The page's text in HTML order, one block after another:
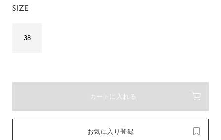
SIZE
38
カートに入れる
お気に入り登録